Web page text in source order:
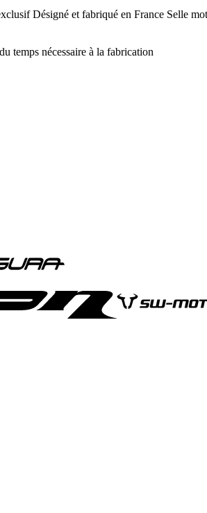
Désigné et fabriqué en France Selle
temps nécessaire à la fabrication